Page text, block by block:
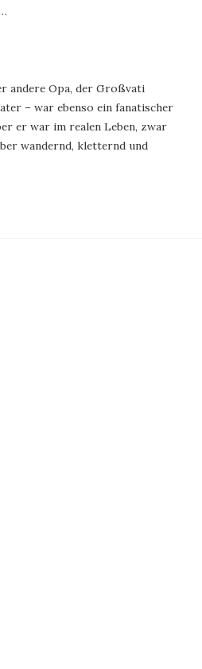
andere Opa, der Großvati
– war ebenso ein fanatischer
er war im realen Leben, zwar
wandernd, kletternd und